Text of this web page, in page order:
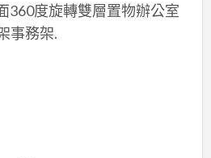
360度旋轉雙層置物辦公室
事務架.